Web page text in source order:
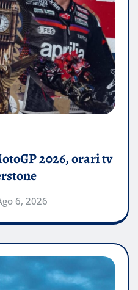
2026, orari tv
6, 2026